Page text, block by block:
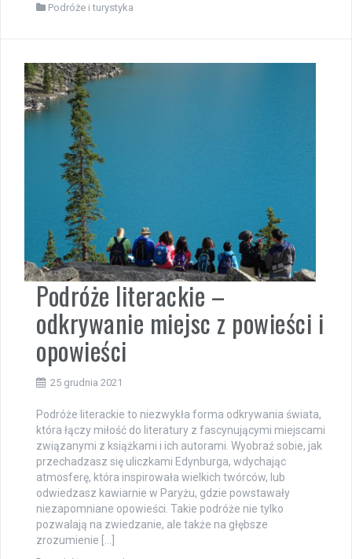
Podróże i turystyka
Podróże literackie –
odkrywanie miejsc z powieści i
opowieści
25 grudnia 2021
Podróże literackie to niezwykła forma odkrywania świata,
która łączy miłość do literatury z fascynującymi miejscami
związanymi z książkami i ich autorami. Wyobraź sobie, jak
przechadzasz się uliczkami Edynburga, wdychając
atmosferę, która inspirowała wielkich twórców, lub
odwiedzasz kawiarnie w Paryżu, gdzie powstawały
niezapomniane opowieści. Takie podróże nie tylko
pozwalają na zwiedzanie, ale także na głębsze
zrozumienie […]